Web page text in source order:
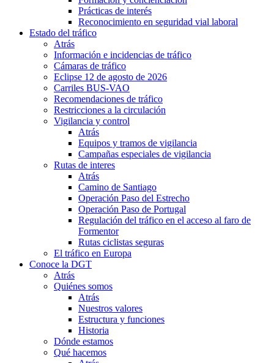
Prácticas de interés
Reconocimiento en seguridad vial laboral
Estado del tráfico
Atrás
Información e incidencias de tráfico
Cámaras de tráfico
Eclipse 12 de agosto de 2026
Carriles BUS-VAO
Recomendaciones de tráfico
Restricciones a la circulación
Vigilancia y control
Atrás
Equipos y tramos de vigilancia
Campañas especiales de vigilancia
Rutas de interes
Atrás
Camino de Santiago
Operación Paso del Estrecho
Operación Paso de Portugal
Regulación del tráfico en el acceso al faro de
Formentor
Rutas ciclistas seguras
El tráfico en Europa
Conoce la DGT
Atrás
Quiénes somos
Atrás
Nuestros valores
Estructura y funciones
Historia
Dónde estamos
Qué hacemos